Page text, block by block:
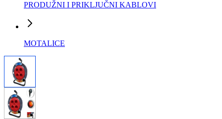
PRODUŽNI I PRIKLJUČNI KABLOVI
MOTALICE